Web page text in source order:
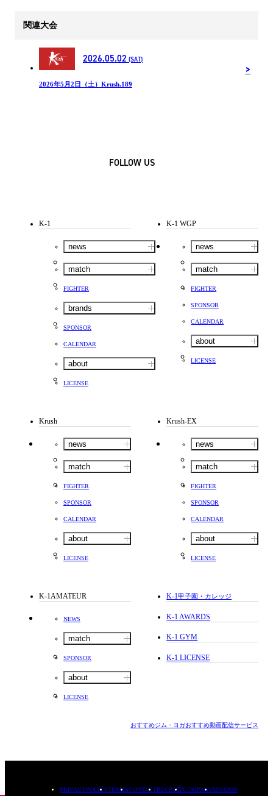
関連大会
2026.05.02 (SAT)
2026年5月2日（土）Krush.189
FOLLOW US
K-1
news
match
FIGHTER
brands
SPONSOR
CALENDAR
about
LICENSE
K-1 WGP
news
match
FIGHTER
SPONSOR
CALENDAR
about
LICENSE
Krush
news
match
FIGHTER
SPONSOR
CALENDAR
about
LICENSE
Krush-EX
news
match
FIGHTER
SPONSOR
CALENDAR
about
LICENSE
K-1AMATEUR
NEWS
match
SPONSOR
about
LICENSE
K-1甲子園・カレッジ
K-1 AWARDS
K-1 GYM
K-1 LICENSE
おすすめジム・ヨガおすすめ動画配信サービス
PRIVACYPOLICYTERMSCONTACTRECRUITCOMPANYMISSION